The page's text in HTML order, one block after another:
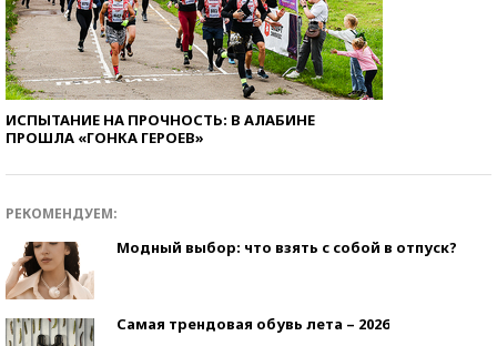
ИСПЫТАНИЕ НА ПРОЧНОСТЬ: В АЛАБИНЕ
ПРОШЛА «ГОНКА ГЕРОЕВ»
РЕКОМЕНДУЕМ:
Модный выбор: что взять с собой в отпуск?
Самая трендовая обувь лета – 2026